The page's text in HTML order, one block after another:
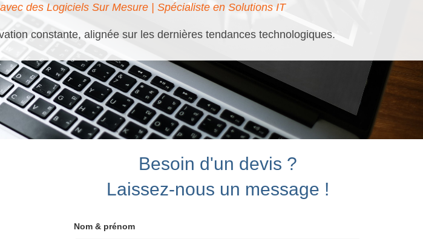
des Logiciels Sur Mesure | Spécialiste en Solutions IT
constante, alignée sur les dernières tendances technologiques.
Besoin d'un devis ?
Laissez-nous un message !
Nom & prénom